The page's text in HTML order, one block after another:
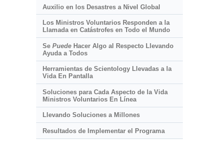
Auxilio en los Desastres a Nivel Global
Los Ministros Voluntarios Responden a la
Llamada en Catástrofes en Todo el Mundo
Se PuedeHacer Algo al Respecto Llevando
Ayuda a Todos
Herramientas de Scientology Llevadas a la
Vida En Pantalla
Soluciones para Cada Aspecto de la Vida
Ministros Voluntarios En Línea
Llevando Soluciones a Millones
Resultados de Implementar el Programa